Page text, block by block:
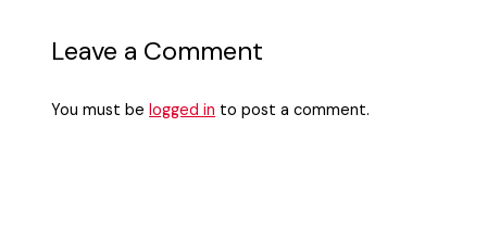
Leave a Comment
You must belogged in to post a comment.